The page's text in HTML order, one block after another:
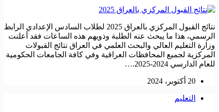
نتائج القبول المركزي بالعراق 2025 لطلاب السادس الإعدادي الرابط
الرسمي، هذا ما يبحث عنه الطلبة وذويهم هذه الساعات فقد أعلنت
وزارة التعليم العالي والبحث العلمي في العراق نتائج القبولات
المركزية لجميع المحافظات العراقية وفي كافة الجامعات الحكومية
للعام الدارسي 2024-2025.…
20 أكتوبر، 2024
التعليم